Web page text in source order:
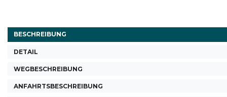
BESCHREIBUNG
DETAIL
WEGBESCHREIBUNG
ANFAHRTSBESCHREIBUNG